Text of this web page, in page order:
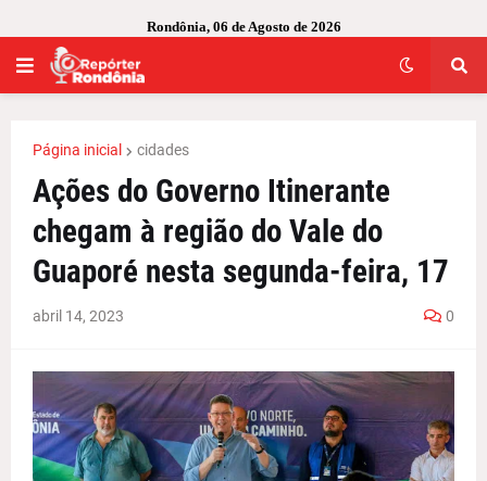
Rondônia, 06 de Agosto de 2026
Página inicial cidades
Ações do Governo Itinerante
chegam à região do Vale do
Guaporé nesta segunda-feira, 17
abril 14, 2023 0